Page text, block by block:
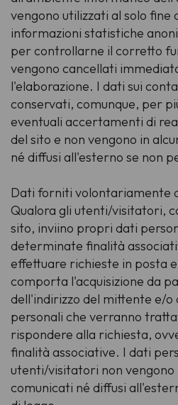
vengono utilizzati al solo fine
informazioni statistiche
per controllarne il corretto
vengono cancellati
l'elaborazione. I dati sui
conservati, comunque, per
eventuali accertamenti di
del sito e non vengono in
né diffusi all'esterno se non
Dati forniti volontariamente
Qualora gli utenti/visitatori,
sito, inviino propri dati
determinate finalità
effettuare richieste in posta
comporta l'acquisizione da
dell'indirizzo del mittente e/
personali che verranno
rispondere alla richiesta,
finalità associative. I dati
utenti/visitatori non vengono
comunicati né diffusi